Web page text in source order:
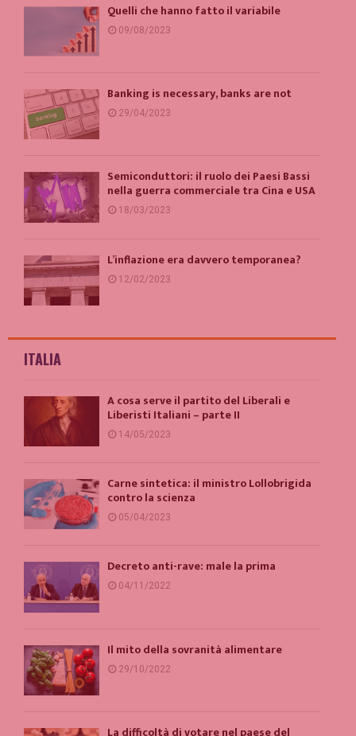
Quelli che hanno fatto il variabile
09/08/2023
Banking is necessary, banks are not
29/04/2023
Semiconduttori: il ruolo dei Paesi Bassi
nella guerra commerciale tra Cina e USA
18/03/2023
L’inflazione era davvero temporanea?
12/02/2023
ITALIA
A cosa serve il partito del Liberali e
Liberisti Italiani – parte II
14/05/2023
Carne sintetica: il ministro Lollobrigida
contro la scienza
05/04/2023
Decreto anti-rave: male la prima
04/11/2022
Il mito della sovranità alimentare
29/10/2022